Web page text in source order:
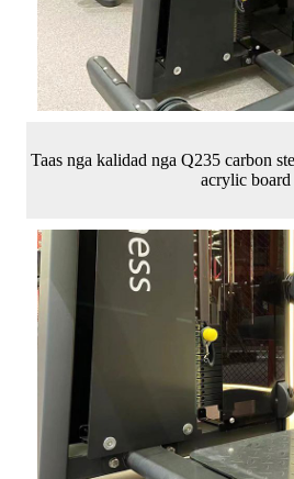
Taas nga kalidad nga Q235 carbon
acrylic board